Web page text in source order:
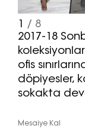
1 / 8
2017-18
ofis
döpiyesler,
sokakta
Mesaiye Kal